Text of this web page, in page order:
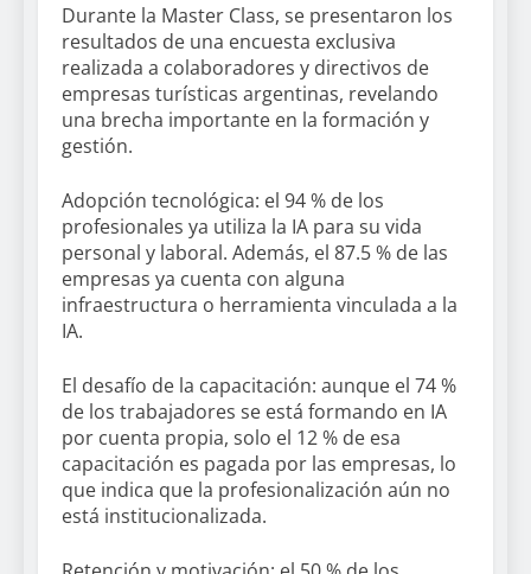
Durante la Master Class, se presentaron los
resultados de una encuesta exclusiva
realizada a colaboradores y directivos de
empresas turísticas argentinas, revelando
una brecha importante en la formación y
gestión.
Adopción tecnológica: el 94 % de los
profesionales ya utiliza la IA para su vida
personal y laboral. Además, el 87.5 % de las
empresas ya cuenta con alguna
infraestructura o herramienta vinculada a la
IA.
El desafío de la capacitación: aunque el 74 %
de los trabajadores se está formando en IA
por cuenta propia, solo el 12 % de esa
capacitación es pagada por las empresas, lo
que indica que la profesionalización aún no
está institucionalizada.